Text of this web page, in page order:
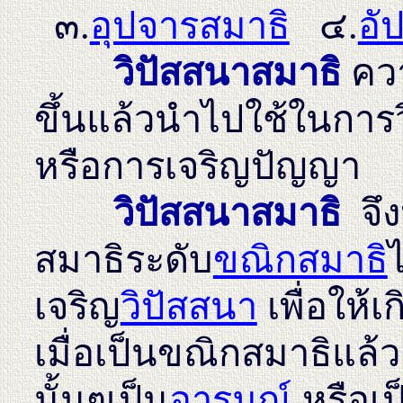
๓.อุปจารสมาธิ๔.อั
วิปัสสนาสมาธิคว
ขึ้นแล้วนำไปใช้ในกา
หรือการเจริญปัญญา
วิปัสสนาสมาธิจึ
สมาธิระดับขณิกสมาธิ
เจริญวิปัสสนาเพื่อให้
เมื่อเป็นขณิกสมาธิแล้